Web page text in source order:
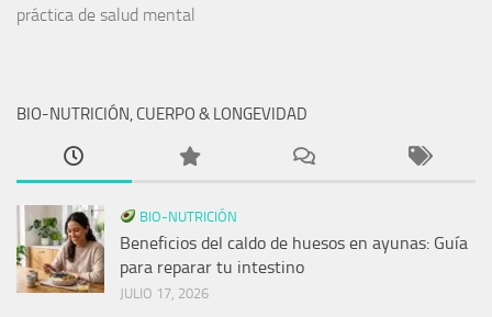
práctica de salud mental
BIO-NUTRICIÓN, CUERPO & LONGEVIDAD
BIO-NUTRICIÓN
Beneficios del caldo de huesos en ayunas: Guía
para reparar tu intestino
JULIO 17, 2026